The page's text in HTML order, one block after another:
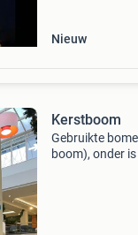
Nieuw
Kerstboom
Gebruikte
boom), onder